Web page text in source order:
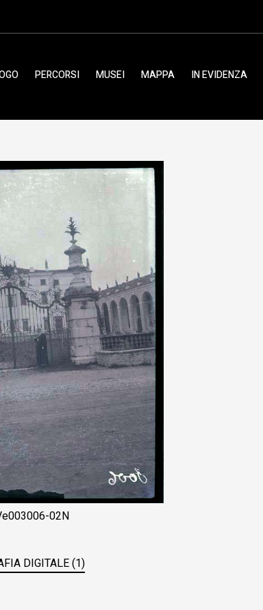
PERCORSI MUSEI MAPPA IN EVIDENZA
02N
DIGITALE (1)